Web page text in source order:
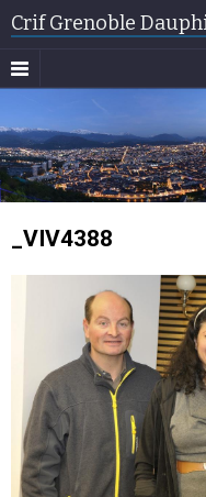
Crif Grenoble
_VIV4388